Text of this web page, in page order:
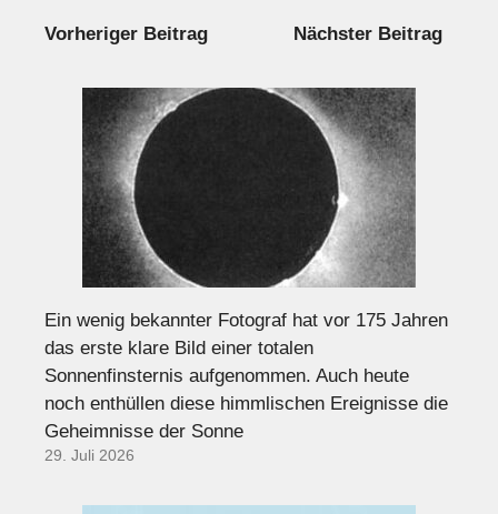
Vorheriger Beitrag Nächster Beitrag
Ein wenig bekannter Fotograf hat vor 175 Jahren
das erste klare Bild einer totalen
Sonnenfinsternis aufgenommen. Auch heute
noch enthüllen diese himmlischen Ereignisse die
Geheimnisse der Sonne
29. Juli 2026